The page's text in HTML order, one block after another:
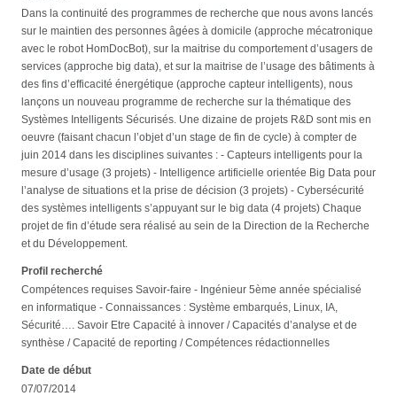
Dans la continuité des programmes de recherche que nous avons lancés
sur le maintien des personnes âgées à domicile (approche mécatronique
avec le robot HomDocBot), sur la maitrise du comportement d’usagers de
services (approche big data), et sur la maitrise de l’usage des bâtiments à
des fins d’efficacité énergétique (approche capteur intelligents), nous
lançons un nouveau programme de recherche sur la thématique des
Systèmes Intelligents Sécurisés. Une dizaine de projets R&D sont mis en
oeuvre (faisant chacun l’objet d’un stage de fin de cycle) à compter de
juin 2014 dans les disciplines suivantes : - Capteurs intelligents pour la
mesure d’usage (3 projets) - Intelligence artificielle orientée Big Data pour
l’analyse de situations et la prise de décision (3 projets) - Cybersécurité
des systèmes intelligents s’appuyant sur le big data (4 projets) Chaque
projet de fin d’étude sera réalisé au sein de la Direction de la Recherche
et du Développement.
Profil recherché
Compétences requises Savoir-faire - Ingénieur 5ème année spécialisé
en informatique - Connaissances : Système embarqués, Linux, IA,
Sécurité…. Savoir Etre Capacité à innover / Capacités d’analyse et de
synthèse / Capacité de reporting / Compétences rédactionnelles
Date de début
07/07/2014